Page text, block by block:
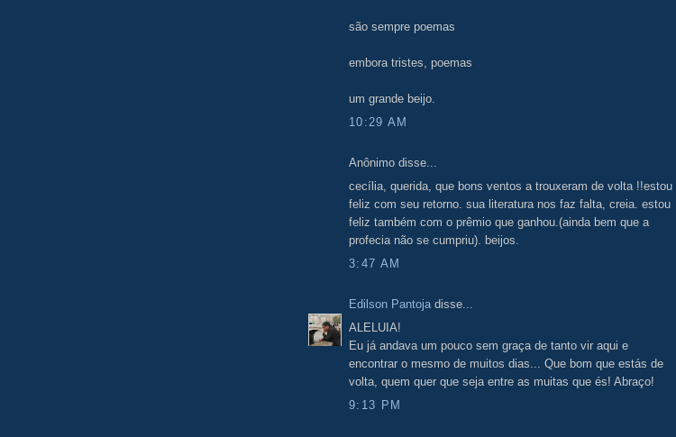
são sempre poemas
embora tristes, poemas
um grande beijo.
10:29 AM
Anônimo disse...
cecília, querida, que bons ventos a trouxeram de volta !!estou
feliz com seu retorno. sua literatura nos faz falta, creia. estou
feliz também com o prêmio que ganhou.(ainda bem que a
profecia não se cumpriu). beijos.
3:47 AM
Edilson Pantoja disse...
ALELUIA!
Eu já andava um pouco sem graça de tanto vir aqui e
encontrar o mesmo de muitos dias... Que bom que estás de
volta, quem quer que seja entre as muitas que és! Abraço!
9:13 PM